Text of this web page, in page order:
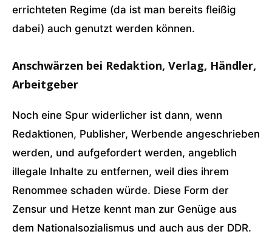
errichteten Regime (da ist man bereits fleißig
dabei) auch genutzt werden können.
Anschwärzen bei Redaktion, Verlag, Händler,
Arbeitgeber
Noch eine Spur widerlicher ist dann, wenn
Redaktionen, Publisher, Werbende angeschrieben
werden, und aufgefordert werden, angeblich
illegale Inhalte zu entfernen, weil dies ihrem
Renommee schaden würde. Diese Form der
Zensur und Hetze kennt man zur Genüge aus
dem Nationalsozialismus und auch aus der DDR.